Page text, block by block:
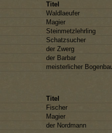
Titel
Waldlaeufer
Magier
Steinmetzlehrling
Schatzsucher
der Zwerg
der Barbar
meisterlicher
Titel
Fischer
Magier
der Nordmann